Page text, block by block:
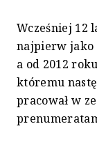
Wcześniej 12
najpierw jako
a od 2012
któremu
pracował w